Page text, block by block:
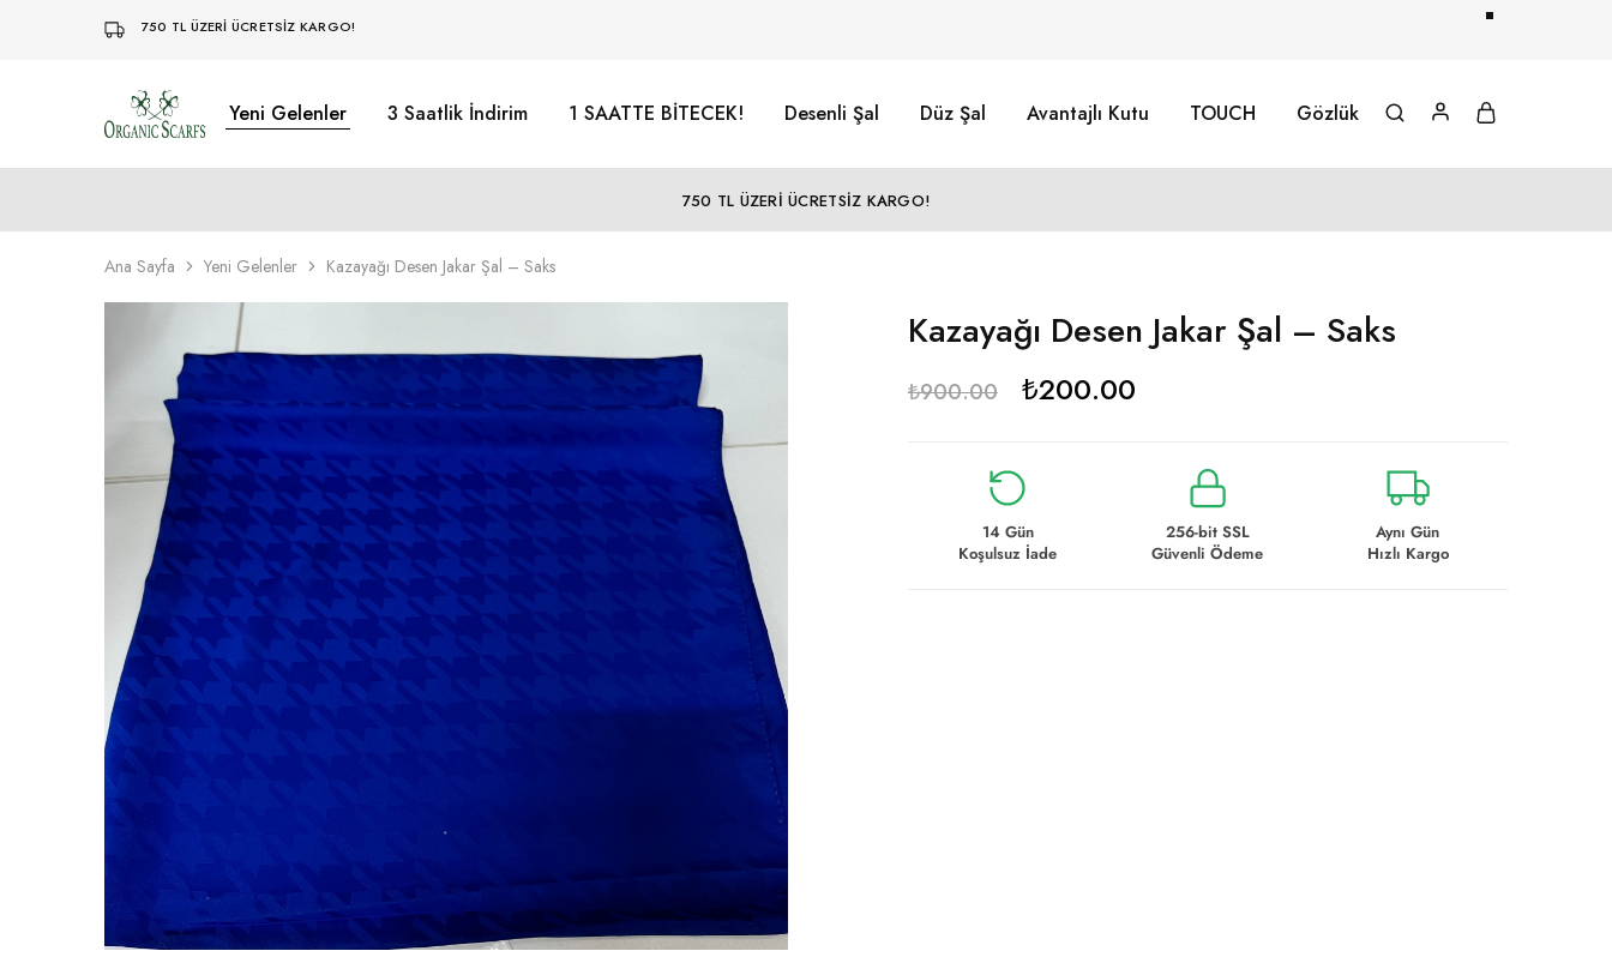
750 TL ÜZERİ ÜCRETSİZ KARGO!
Organikscarf Yeni Gelenler 3 Saatlik İndirim 1 SAATTE BİTECEK! Desenli Şal Düz Şal Avantajlı Kutu TOUCH Gözlük
750 TL ÜZERİ ÜCRETSİZ KARGO!
Ana Sayfa Yeni Gelenler Kazayağı Desen Jakar Şal – Saks
Kazayağı Desen Jakar Şal – Saks
₺900.00 ₺200.00
14 Gün
Koşulsuz İade
256-bit SSL
Güvenli Ödeme
Aynı Gün
Hızlı Kargo